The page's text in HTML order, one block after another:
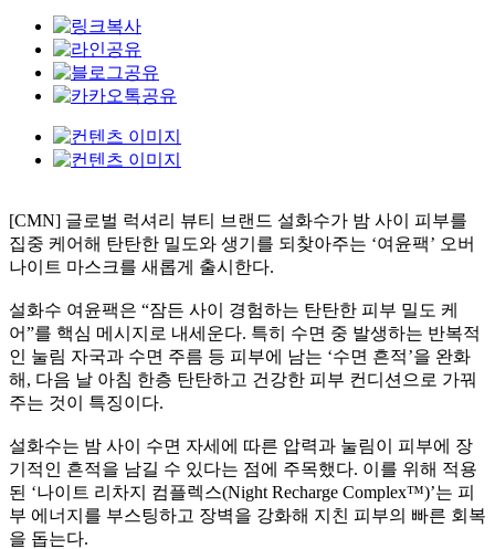
[CMN] 글로벌 럭셔리 뷰티 브랜드 설화수가 밤 사이 피부를
집중 케어해 탄탄한 밀도와 생기를 되찾아주는 ‘여윤팩’ 오버
나이트 마스크를 새롭게 출시한다.
설화수 여윤팩은 “잠든 사이 경험하는 탄탄한 피부 밀도 케
어”를 핵심 메시지로 내세운다. 특히 수면 중 발생하는 반복적
인 눌림 자국과 수면 주름 등 피부에 남는 ‘수면 흔적’을 완화
해, 다음 날 아침 한층 탄탄하고 건강한 피부 컨디션으로 가꿔
주는 것이 특징이다.
설화수는 밤 사이 수면 자세에 따른 압력과 눌림이 피부에 장
기적인 흔적을 남길 수 있다는 점에 주목했다. 이를 위해 적용
된 ‘나이트 리차지 컴플렉스(Night Recharge Complex™)’는 피
부 에너지를 부스팅하고 장벽을 강화해 지친 피부의 빠른 회복
을 돕는다.